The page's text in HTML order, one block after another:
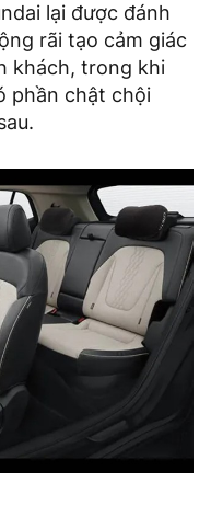
lại được đánh
rãi tạo cảm giác
khách, trong khi
phần chật chội